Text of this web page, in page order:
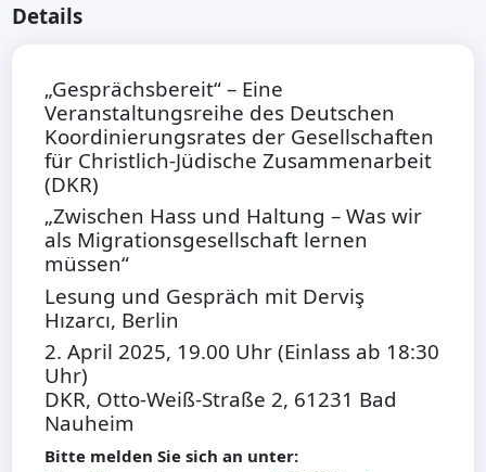
Details
„Gesprächsbereit“ – Eine
Veranstaltungsreihe des Deutschen
Koordinierungsrates der Gesellschaften
für Christlich-Jüdische Zusammenarbeit
(DKR)
„Zwischen Hass und Haltung – Was wir
als Migrationsgesellschaft lernen
müssen“
Lesung und Gespräch mit Derviş
Hızarcı, Berlin
2. April 2025, 19.00 Uhr (Einlass ab 18:30
Uhr)
DKR, Otto-Weiß-Straße 2, 61231 Bad
Nauheim
Bitte melden Sie sich an unter: